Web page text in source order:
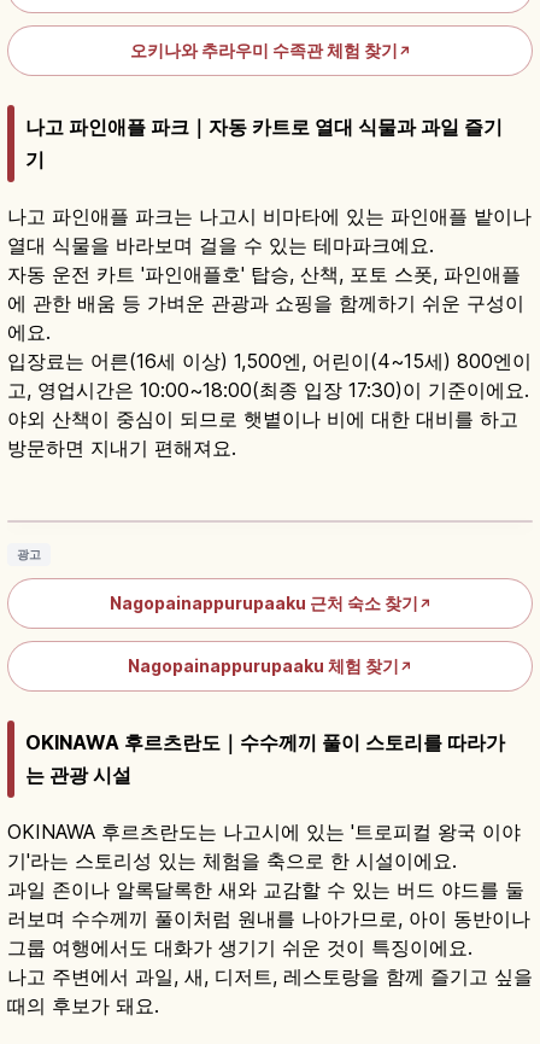
오키나와 추라우미 수족관 체험 찾기 ↗
나고 파인애플 파크｜자동 카트로 열대 식물과 과일 즐기
기
나고 파인애플 파크는 나고시 비마타에 있는 파인애플 밭이나
열대 식물을 바라보며 걸을 수 있는 테마파크예요.
자동 운전 카트 '파인애플호' 탑승, 산책, 포토 스폿, 파인애플
에 관한 배움 등 가벼운 관광과 쇼핑을 함께하기 쉬운 구성이
에요.
입장료는 어른(16세 이상) 1,500엔, 어린이(4~15세) 800엔이
고, 영업시간은 10:00~18:00(최종 입장 17:30)이 기준이에요.
야외 산책이 중심이 되므로 햇볕이나 비에 대한 대비를 하고
방문하면 지내기 편해져요.
광고
Nagopainappurupaaku 근처 숙소 찾기 ↗
Nagopainappurupaaku 체험 찾기 ↗
OKINAWA 후르츠란도｜수수께끼 풀이 스토리를 따라가
는 관광 시설
OKINAWA 후르츠란도는 나고시에 있는 '트로피컬 왕국 이야
기'라는 스토리성 있는 체험을 축으로 한 시설이에요.
과일 존이나 알록달록한 새와 교감할 수 있는 버드 야드를 둘
러보며 수수께끼 풀이처럼 원내를 나아가므로, 아이 동반이나
그룹 여행에서도 대화가 생기기 쉬운 것이 특징이에요.
나고 주변에서 과일, 새, 디저트, 레스토랑을 함께 즐기고 싶을
때의 후보가 돼요.